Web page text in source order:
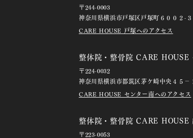
〒244-0003
神奈川県横浜市戸塚区戸塚町６００２-
CARE HOUSE 戸塚へのアクセス
整体院・整骨院 CARE HOUSE
〒224-0032
神奈川県横浜市都筑区茅ケ崎中央４５
CARE HOUSE センター南へのアクセス
整体院・整骨院 CARE HOUSE
〒223-0053